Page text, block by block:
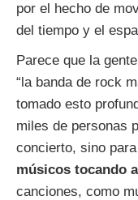
por el hecho de
del tiempo y el
Parece que la
“la banda de rock
tomado esto
miles de personas
concierto, sino
músicos tocando
canciones, como